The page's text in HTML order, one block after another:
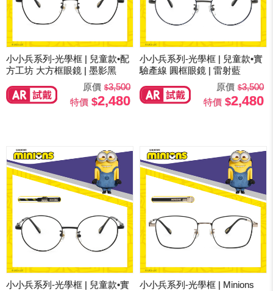
小小兵系列-光學框 | 兒童款•配
方工坊 大方框眼鏡 | 墨影黑
原價
3,500
特價
2,480
小小兵系列-光學框 | 兒童款•實
驗產線 圓框眼鏡 | 雷射藍
原價
3,500
特價
2,480
小小兵系列-光學框 | 兒童款•實
小小兵系列-光學框 | Minions